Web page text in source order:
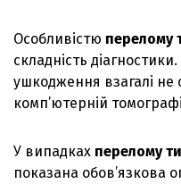
Особливістю перелому
складність
ушкодження взагалі не
комп’ютерній
У випадках перелому
показана обов’язкова